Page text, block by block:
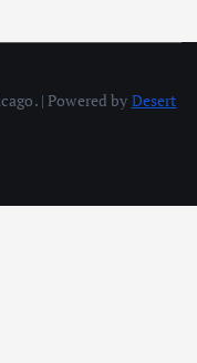
| Powered by Desert